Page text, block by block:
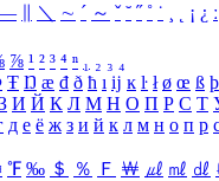
＼ ∼ ´ ～ ˇ ˘ ˝ ˚ ˙ ¸ ¡ ¿ ː
⅞ ¹ ² ³ ⁴ ⁿ ₁ ₂ ₃ ₄
Ŧ Ŋ æ đ ð ħ ı ĳ ĸ ŀ ł ø œ ß þ
И Й К Л М Н О П Р С Т
д е ё ж з и й к л м н о п р
℉ ‰ ＄ ％ Ｆ ￦ ㎕ ㎖ ㎗